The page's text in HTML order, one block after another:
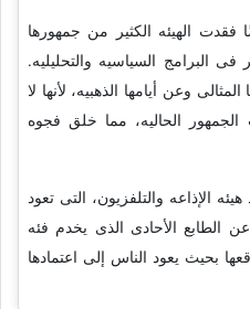
الهیئه الکثیر من جمهورها
البرامج السیاسیه والتحلیلیه.
وعن أیامها الذهبیه، لأنها لا
الحالیه، مما خلق فجوه
الإذاعه والتلفزیون، التی تعود
عن الطابع الأحادی الذی یخدم فئه
بحیث یعود الناس إلى اعتمادها